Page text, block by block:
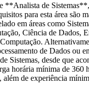
**Analista de
para esta área são
em áreas como
Ciência de Dados,
de Dados ou
Sistemas, desde que
horária mínima de 360
além de experiência